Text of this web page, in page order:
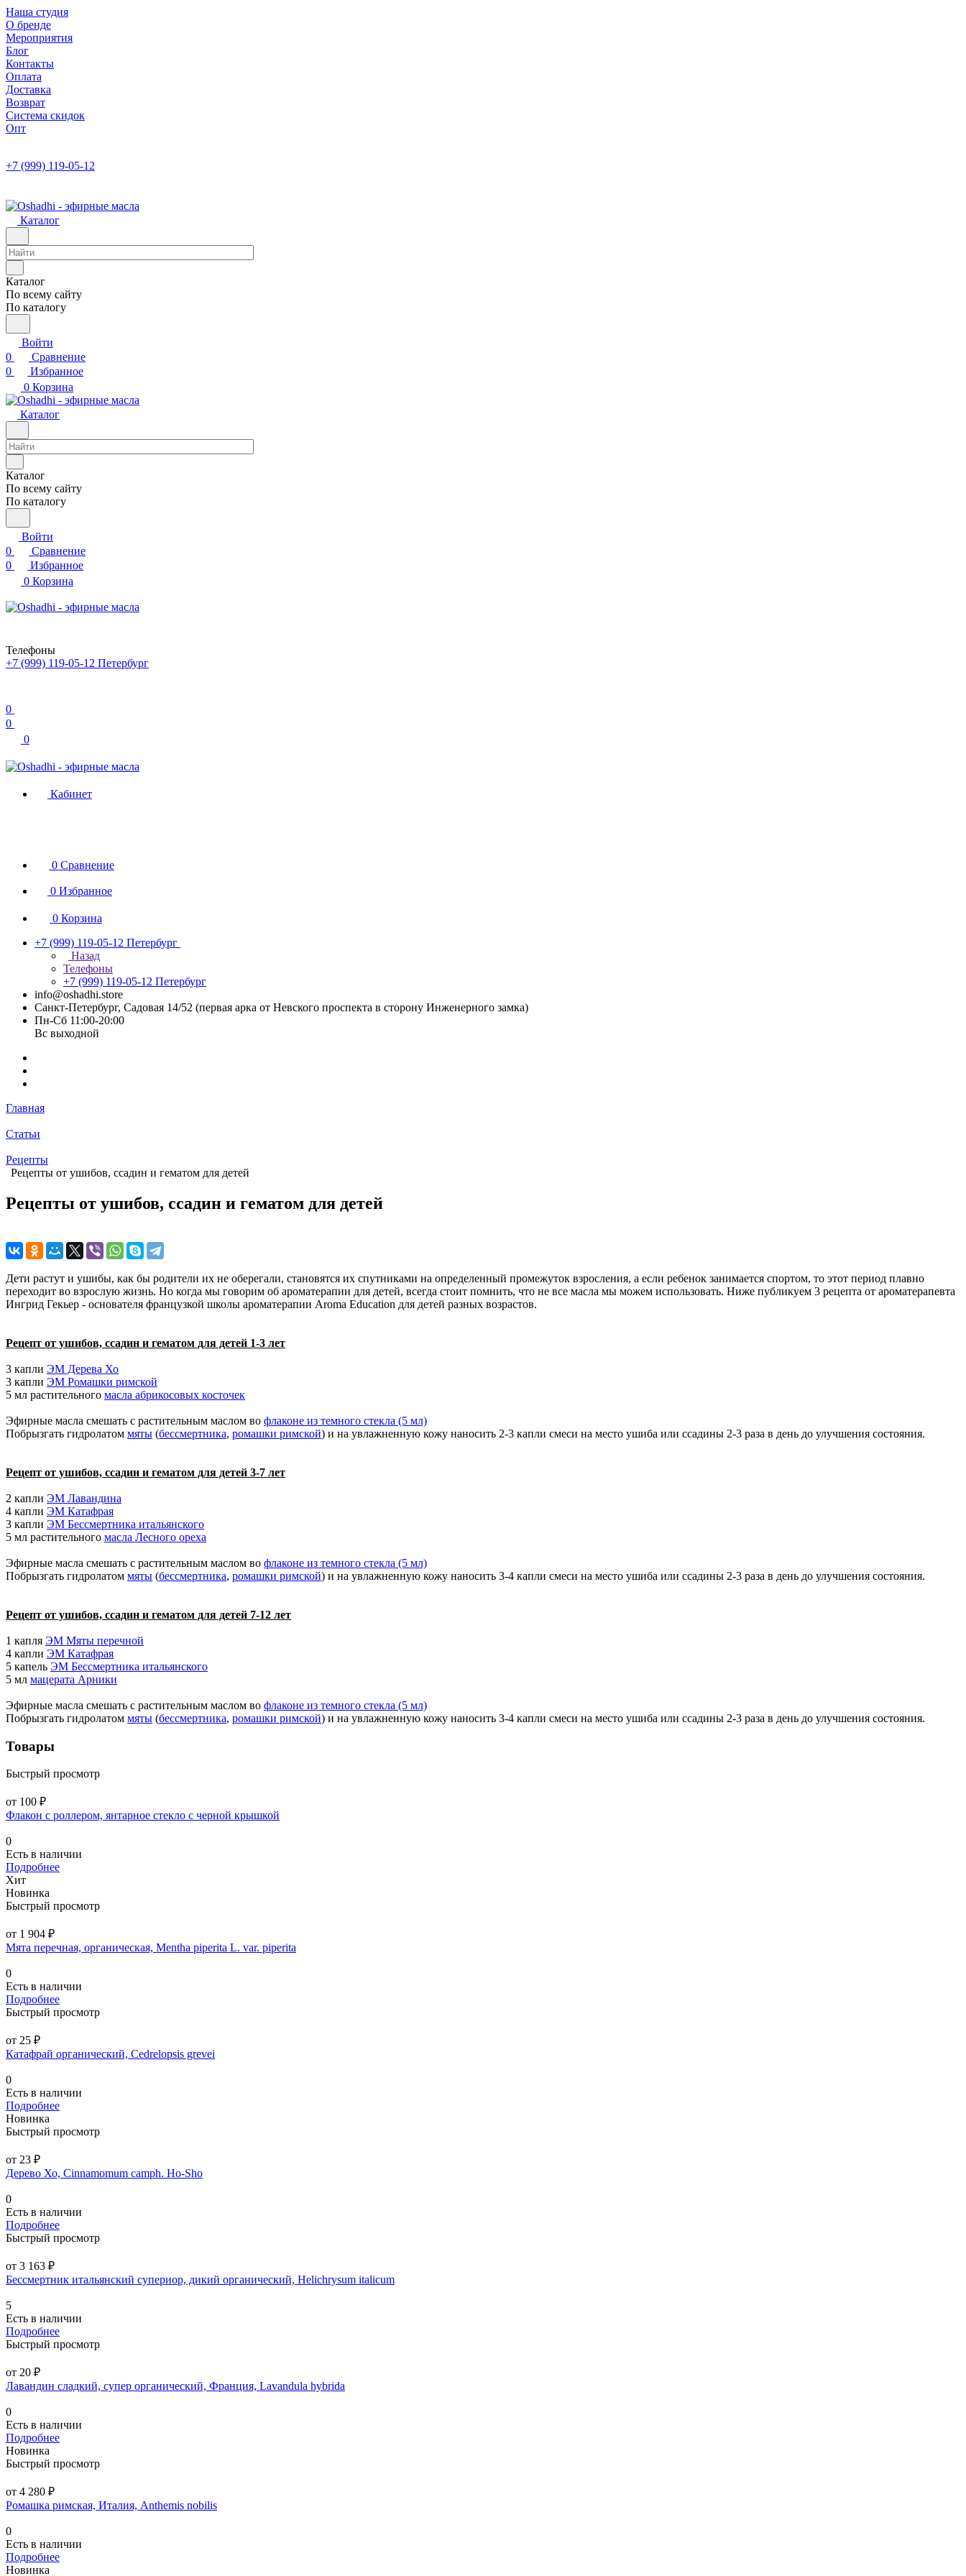
Наша студия
О бренде
Мероприятия
Блог
Контакты
Оплата
Доставка
Возврат
Система скидок
Опт
+7 (999) 119-05-12
Каталог
Каталог
По всему сайту
По каталогу
Войти
0
Сравнение
0
Избранное
0 Корзина
Каталог
Каталог
По всему сайту
По каталогу
Войти
0
Сравнение
0
Избранное
0 Корзина
Телефоны
+7 (999) 119-05-12 Петербург
0
0
0
Кабинет
0 Сравнение
0 Избранное
0 Корзина
+7 (999) 119-05-12 Петербург
Назад
Телефоны
+7 (999) 119-05-12 Петербург
info@oshadhi.store
Санкт-Петербург, Садовая 14/52 (первая арка от Невского проспекта в сторону Инженерного замка)
Пн-Сб 11:00-20:00
Вс выходной
Главная
Статьи
Рецепты
Рецепты от ушибов, ссадин и гематом для детей
Рецепты от ушибов, ссадин и гематом для детей
Дети растут и ушибы, как бы родители их не оберегали, становятся их спутниками на определенный промежуток взросления, а если ребенок занимается спортом, то этот период плавно
переходит во взрослую жизнь. Но когда мы говорим об ароматерапии для детей, всегда стоит помнить, что не все масла мы можем использовать. Ниже публикуем 3 рецепта от ароматерапевта
Ингрид Гекьер - основателя французкой школы ароматерапии Aroma Education для детей разных возрастов.
Рецепт от ушибов, ссадин и гематом для детей 1-3 лет
3 капли ЭМ Дерева Хо
3 капли ЭМ Ромашки римской
5 мл растительного масла абрикосовых косточек
Эфирные масла смешать с растительным маслом во флаконе из темного стекла (5 мл)
Побрызгать гидролатом мяты (бессмертника, ромашки римской) и на увлажненную кожу наносить 2-3 капли смеси на место ушиба или ссадины 2-3 раза в день до улучшения состояния.
Рецепт от ушибов, ссадин и гематом для детей 3-7 лет
2 капли ЭМ Лавандина
4 капли ЭМ Катафрая
3 капли ЭМ Бессмертника итальянского
5 мл растительного масла Лесного ореха
Эфирные масла смешать с растительным маслом во флаконе из темного стекла (5 мл)
Побрызгать гидролатом мяты (бессмертника, ромашки римской) и на увлажненную кожу наносить 3-4 капли смеси на место ушиба или ссадины 2-3 раза в день до улучшения состояния.
Рецепт от ушибов, ссадин и гематом для детей 7-12 лет
1 капля ЭМ Мяты перечной
4 капли ЭМ Катафрая
5 капель ЭМ Бессмертника итальянского
5 мл мацерата Арники
Эфирные масла смешать с растительным маслом во флаконе из темного стекла (5 мл)
Побрызгать гидролатом мяты (бессмертника, ромашки римской) и на увлажненную кожу наносить 3-4 капли смеси на место ушиба или ссадины 2-3 раза в день до улучшения состояния.
Товары
Быстрый просмотр
от 100 ₽
Флакон с роллером, янтарное стекло с черной крышкой
0
Есть в наличии
Подробнее
Хит
Новинка
Быстрый просмотр
от 1 904 ₽
Мята перечная, органическая, Mentha piperita L. var. piperita
0
Есть в наличии
Подробнее
Быстрый просмотр
от 25 ₽
Катафрай органический, Cedrelopsis grevei
0
Есть в наличии
Подробнее
Новинка
Быстрый просмотр
от 23 ₽
Дерево Хо, Cinnamomum camph. Ho-Sho
0
Есть в наличии
Подробнее
Быстрый просмотр
от 3 163 ₽
Бессмертник итальянский супериор, дикий органический, Helichrysum italicum
5
Есть в наличии
Подробнее
Быстрый просмотр
от 20 ₽
Лавандин сладкий, супер органический, Франция, Lavandula hybrida
0
Есть в наличии
Подробнее
Новинка
Быстрый просмотр
от 4 280 ₽
Ромашка римская, Италия, Anthemis nobilis
0
Есть в наличии
Подробнее
Новинка